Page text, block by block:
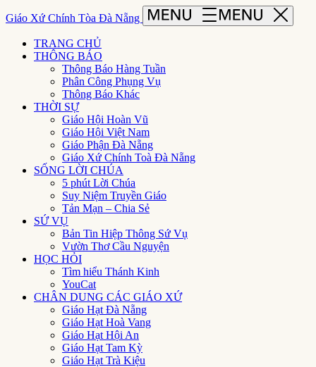
Giáo Xứ Chính Tòa Đà Nẵng
TRANG CHỦ
THÔNG BÁO
Thông Báo Hàng Tuần
Phân Công Phụng Vụ
Thông Báo Khác
THỜI SỰ
Giáo Hội Hoàn Vũ
Giáo Hội Việt Nam
Giáo Phận Đà Nẵng
Giáo Xứ Chính Toà Đà Nẵng
SỐNG LỜI CHÚA
5 phút Lời Chúa
Suy Niệm Truyền Giáo
Tản Mạn – Chia Sẻ
SỨ VỤ
Bản Tin Hiệp Thông Sứ Vụ
Vườn Thơ Cầu Nguyện
HỌC HỎI
Tìm hiểu Thánh Kinh
YouCat
CHÂN DUNG CÁC GIÁO XỨ
Giáo Hạt Đà Nẵng
Giáo Hạt Hoà Vang
Giáo Hạt Hội An
Giáo Hạt Tam Kỳ
Giáo Hạt Trà Kiệu